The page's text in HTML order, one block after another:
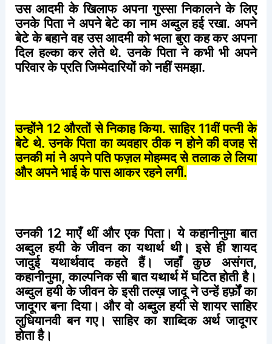
उस आदमी के खिलाफ अपना गुस्सा निकालने के लिए
उनके पिता ने अपने बेटे का नाम अब्दुल हई रखा. अपने
बेटे के बहाने वह उस आदमी को भला बुरा कह कर अपना
दिल हल्का कर लेते थे.उनके पिता ने कभी भी अपने
परिवारकेप्रतिजिम्मेदारियोंकोनहींसमझा.
उन्होंने 12औरतों से निकाह किया.साहिर 11वीं पत्नी के
बेटे थे.उनके पिता का व्यवहार ठीक न होने की वजह से
उनकी मां ने अपनेपतिफज़ल मोहम्मद से तलाकलेलिया
और अपने भाई के पास आकर रहने लगीं.
उनकी12माएँ थीं और एक पिता। ये कहानीनुमा बात
अब्दुल हयी के जीवन का यथार्थ थी। इसे ही शायद
जादुई
यथार्थवाद कहते हैं। जहाँ कुछ असंगत,
कहानीनुमा,काल्पनिक सी बात यथार्थ में घटित होती है।
अब्दुल हयी के जीवन के इसी तल्ख़ जादू ने उन्हें हर्फ़ों का
जादूगर बना दिया। और वो अब्दुल हयी से शायर साहिर
लुधियानवी बन गए। साहिर का शाब्दिक अर्थ जादूगर
होताहै।